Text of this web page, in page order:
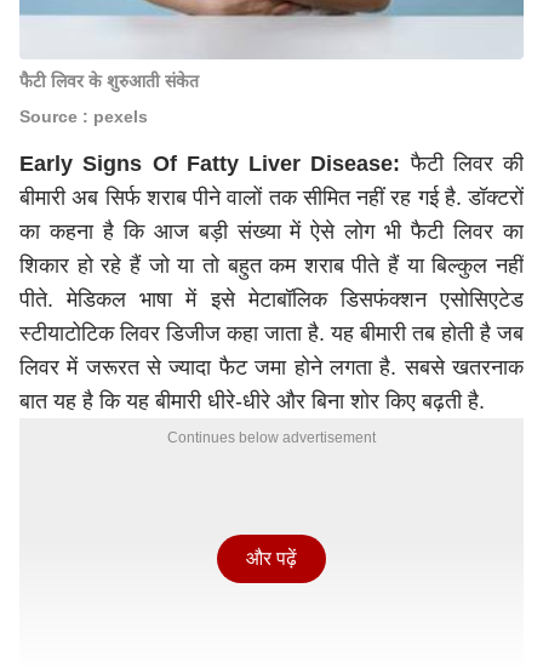
फैटी लिवर के शुरुआती संकेत
Source : pexels
Early Signs Of Fatty Liver Disease: फैटी लिवर की
बीमारी अब सिर्फ शराब पीने वालों तक सीमित नहीं रह गई है. डॉक्टरों
का कहना है कि आज बड़ी संख्या में ऐसे लोग भी फैटी लिवर का
शिकार हो रहे हैं जो या तो बहुत कम शराब पीते हैं या बिल्कुल नहीं
पीते. मेडिकल भाषा में इसे मेटाबॉलिक डिसफंक्शन एसोसिएटेड
स्टीयाटोटिक लिवर डिजीज कहा जाता है. यह बीमारी तब होती है जब
लिवर में जरूरत से ज्यादा फैट जमा होने लगता है. सबसे खतरनाक
बात यह है कि यह बीमारी धीरे-धीरे और बिना शोर किए बढ़ती है.
Continues below advertisement
और पढ़ें